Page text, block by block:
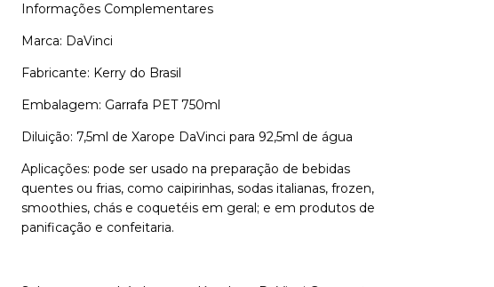
Informações Complementares
Marca: DaVinci
Fabricante: Kerry do Brasil
Embalagem: Garrafa PET 750ml
Diluição: 7,5ml de Xarope DaVinci para 92,5ml de água
Aplicações: pode ser usado na preparação de bebidas
quentes ou frias, como caipirinhas, sodas italianas, frozen,
smoothies, chás e coquetéis em geral; e em produtos de
panificação e confeitaria.